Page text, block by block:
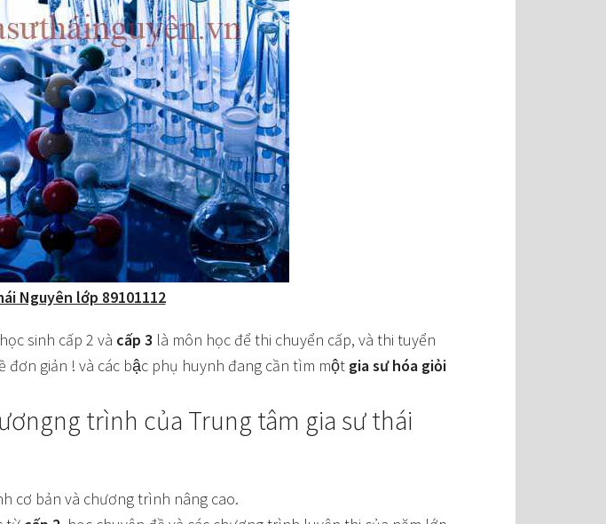
Nguyên lớp 89101112
sinh cấp 2 và cấp 3 là môn học để thi chuyển cấp, và thi tuyển
giản ! và các bậc phụ huynh đang cần tìm một gia sư hóa giỏi
trình của Trung tâm gia sư thái
cơ bản và chương trình nâng cao.